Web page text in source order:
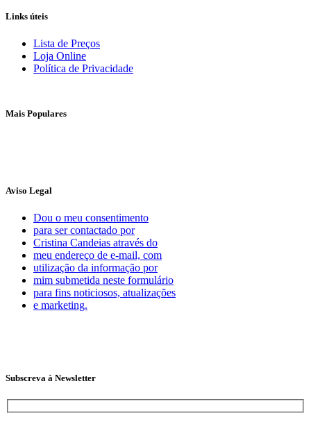
Links úteis
Lista de Preços
Loja Online
Política de Privacidade
Mais Populares
Aviso Legal
Dou o meu consentimento
para ser contactado por
Cristina Candeias através do
meu endereço de e-mail, com
utilização da informação por
mim submetida neste formulário
para fins noticiosos, atualizações
e marketing.
Subscreva à Newsletter